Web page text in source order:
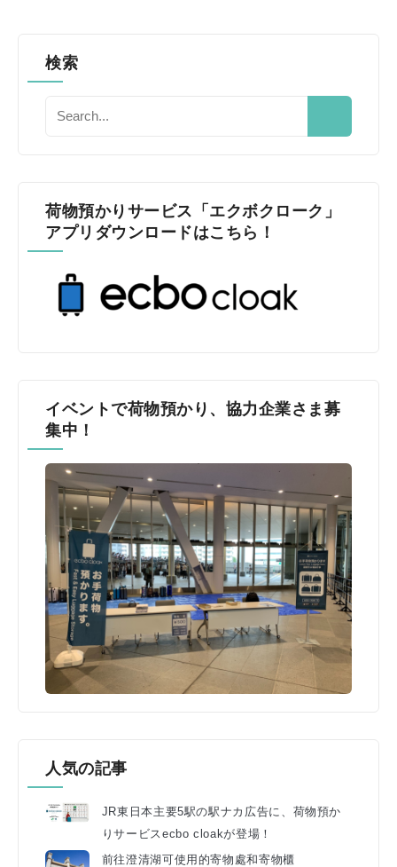
検索
荷物預かりサービス「エクボクローク」
アプリダウンロードはこちら！
イベントで荷物預かり、協力企業さま募
集中！
人気の記事
JR東日本主要5駅の駅ナカ広告に、荷物預か
りサービスecbo cloakが登場！
前往澄清湖可使用的寄物處和寄物櫃